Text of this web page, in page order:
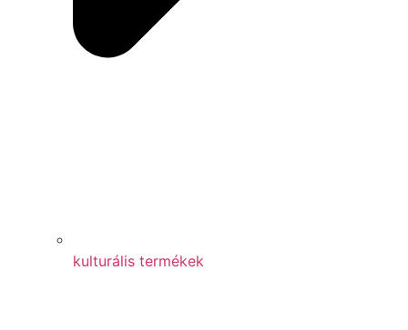
kulturális termékek